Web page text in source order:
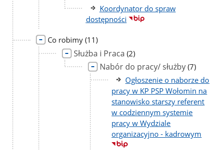
Koordynator do spraw
dostępności
Co robimy liczba
podstron
(11)
Służba i Praca liczba
podstron
(2)
Nabór do pracy/ służby liczba
podstron
(7)
Ogłoszenie o naborze do
pracy w KP PSP Wołomin na
stanowisko starszy referent
w codziennym systemie
pracy w Wydziale
organizacyjno - kadrowym